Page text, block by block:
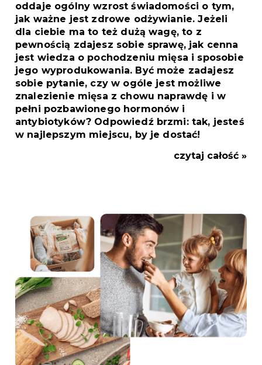
oddaje ogólny wzrost świadomości o tym,
jak ważne jest zdrowe odżywianie. Jeżeli
dla ciebie ma to też dużą wagę, to z
pewnością zdajesz sobie sprawę, jak cenna
jest wiedza o pochodzeniu mięsa i sposobie
jego wyprodukowania. Być może zadajesz
sobie pytanie, czy w ogóle jest możliwe
znalezienie mięsa z chowu naprawdę i w
pełni pozbawionego hormonów i
antybiotyków? Odpowiedź brzmi: tak, jesteś
w najlepszym miejscu, by je dostać!
czytaj całość »